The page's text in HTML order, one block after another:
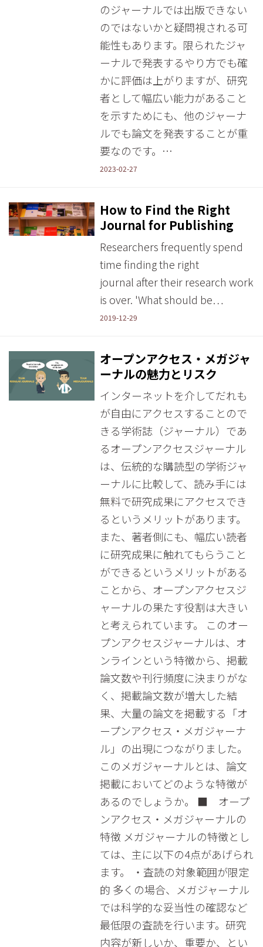
のジャーナルでは出版できない
のではないかと疑問視される可
能性もあります。限られたジャ
ーナルで発表するやり方でも確
かに評価は上がりますが、研究
者として幅広い能力があること
を示すためにも、他のジャーナ
ルでも論文を発表することが重
要なのです。…
2023-02-27
How to Find the Right
Journal for Publishing
Researchers frequently spend
time finding the right
journal after their research work
is over. 'What should be…
2019-12-29
オープンアクセス・メガジャ
ーナルの魅力とリスク
インターネットを介してだれも
が自由にアクセスすることので
きる学術誌（ジャーナル）であ
るオープンアクセスジャーナル
は、伝統的な購読型の学術ジャ
ーナルに比較して、読み手には
無料で研究成果にアクセスでき
るというメリットがあります。
また、著者側にも、幅広い読者
に研究成果に触れてもらうこと
ができるというメリットがある
ことから、オープンアクセスジ
ャーナルの果たす役割は大きい
と考えられています。 このオー
プンアクセスジャーナルは、オ
ンラインという特徴から、掲載
論文数や刊行頻度に決まりがな
く、掲載論文数が増大した結
果、大量の論文を掲載する「オ
ープンアクセス・メガジャーナ
ル」の出現につながりました。
このメガジャーナルとは、論文
掲載においてどのような特徴が
あるのでしょうか。 ■ オープ
ンアクセス・メガジャーナルの
特徴 メガジャーナルの特徴とし
ては、主に以下の4点があげられ
ます。 ・査読の対象範囲が限定
的 多くの場合、メガジャーナル
では科学的な妥当性の確認など
最低限の査読を行います。研究
内容が新しいか、重要か、とい